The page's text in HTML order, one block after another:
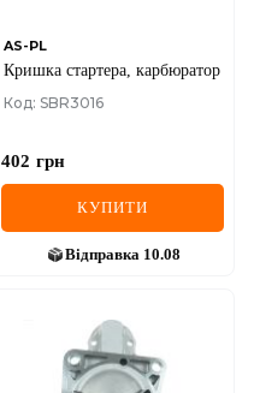
AS-PL
Кришка стартера, карбюратор
Код: SBR3016
402 грн
КУПИТИ
Відправка 10.08